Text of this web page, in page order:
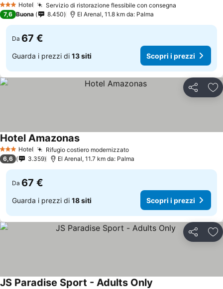
3 StelleHotel Servizio di ristorazione flessibile con consegna
7,6 Buona 8.450 El Arenal, 11.8 km da: Palma
Da 67 €
Guarda i prezzi di 13 siti Scopri i prezzi
Condividi
3 StelleHotel Rifugio costiero modernizzato
Hotel Amazonas
6,6 3.359 El Arenal, 11.7 km da: Palma
Da 67 €
Guarda i prezzi di 18 siti Scopri i prezzi
Condividi
JS Paradise Sport - Adults Only